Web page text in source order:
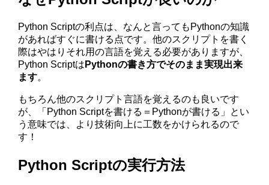
Python Scriptの利点は、なんと言ってもPythonの知識
があればすぐに書ける点です。他のスクリプトを書く
際はやはりそれ用の言語を覚える必要がありますが、
Python Scriptは Pythonの書き方でそのまま実現出来
ます。
もちろん他のスクリプト言語を覚えるのも良いです
が、「Python Scriptを書ける＝Pythonが書ける」とい
う意味では、より技術向上に工数をかけられるので
す！
Python Scriptの実行方法